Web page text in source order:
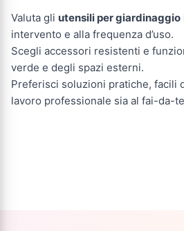
Valuta gli utensili per giardinaggio
intervento e alla frequenza d’uso.
Scegli accessori resistenti e
verde e degli spazi esterni.
Preferisci soluzioni pratiche, facili
lavoro professionale sia al fai-da-